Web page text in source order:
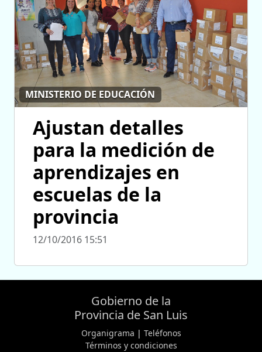
MINISTERIO DE EDUCACIÓN
Ajustan detalles
para la medición de
aprendizajes en
escuelas de la
provincia
12/10/2016 15:51
Gobierno de la
Provincia de San Luis
Organigrama | Teléfonos
Términos y condiciones